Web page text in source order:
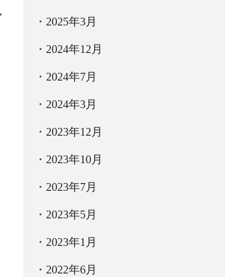
2025年3月
2024年12月
2024年7月
2024年3月
2023年12月
2023年10月
2023年7月
2023年5月
2023年1月
2022年6月